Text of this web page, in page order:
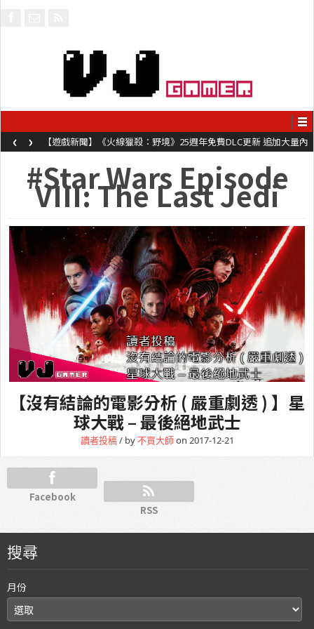
【遊戲新聞】《火線獵殺：野境》25週年免費DLC更新 追加大量內
容同時系舊作限時超平價折扣
‹ ›
#Star Wars Episode
VIII: The Last Jedi
【沒有結論的電影分析 ( 嚴重劇透 ) 】星
球大戰 – 最後絕地武士
讀者投稿/ by不買大師on 2017-12-21
Facebook
RSS
搜尋
月份